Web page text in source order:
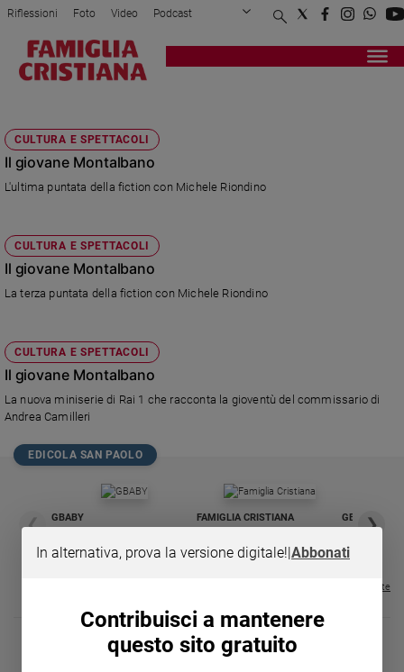
Attualità
Politica
Mondo
Economia
giustizia
Sport
Interviste
Papa
Chiesa
Devozione
Riflessioni Foto Video Podcast
Privacy Policy Chi siamo
Registrati Redazione
CULTURA E SPETTACOLI
Il giovane Montalbano
L'ultima puntata della fiction con Michele Riondino
CULTURA E SPETTACOLI
Il giovane Montalbano
La terza puntata della fiction con Michele Riondino
CULTURA E SPETTACOLI
Il giovane Montalbano
La nuova miniserie di Rai 1 che racconta la gioventù del commissario di
Andrea Camilleri
EDICOLA SAN PAOLO
❮
GBABY
FAMIGLIA CRISTIANA
GBABY
€ 16,99
❯
Visualizza tutte le riviste
In alternativa, prova la versione digitale!|Abbonati
Contribuisci a mantenere
questo sito gratuito